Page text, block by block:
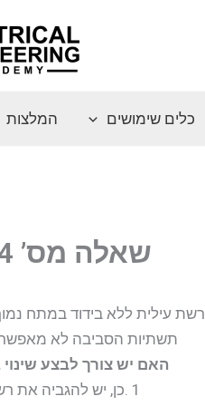
כלים שימושים המלצות
שאלה מס’ 474 (רשת עילית)
רשת עילית ללא בידוד במתח נמוך, חוצה
תשתיות הסביבה לא
האם יש צורך לבצע
1 .כן, יש להגביה את רשת החשמל ל- 6.5 מטר לפחות.